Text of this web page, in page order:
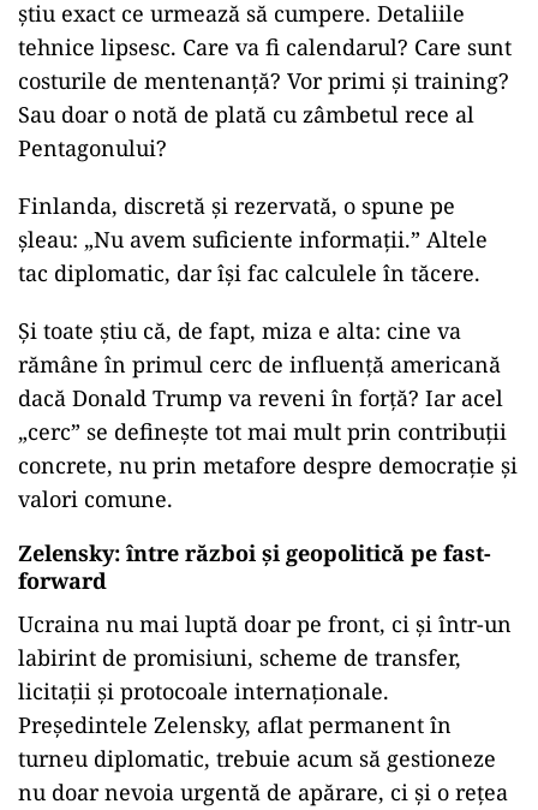
știu exact ce urmează să cumpere. Detaliile
tehnice lipsesc. Care va fi calendarul? Care sunt
costurile de mentenanță? Vor primi și training?
Sau doar o notă de plată cu zâmbetul rece al
Pentagonului?
Finlanda, discretă și rezervată, o spune pe
șleau: „Nu avem suficiente informații.” Altele
tac diplomatic, dar își fac calculele în tăcere.
Și toate știu că, de fapt, miza e alta: cine va
rămâne în primul cerc de influență americană
dacă Donald Trump va reveni în forță? Iar acel
„cerc” se definește tot mai mult prin contribuții
concrete, nu prin metafore despre democrație și
valori comune.
Zelensky: între război și geopolitică pe fast-
forward
Ucraina nu mai luptă doar pe front, ci și într-un
labirint de promisiuni, scheme de transfer,
licitații și protocoale internaționale.
Președintele Zelensky, aflat permanent în
turneu diplomatic, trebuie acum să gestioneze
nu doar nevoia urgentă de apărare, ci și o rețea